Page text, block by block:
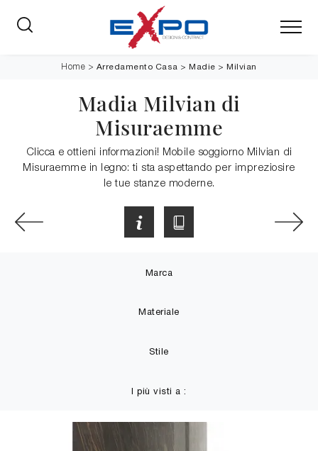
Home > Arredamento Casa >Madie >Milvian
Madia Milvian di
Misuraemme
Clicca e ottieni informazioni! Mobile soggiorno Milvian di
Misuraemme in legno: ti sta aspettando per impreziosire
le tue stanze moderne.
Marca
Materiale
Stile
I più visti a :